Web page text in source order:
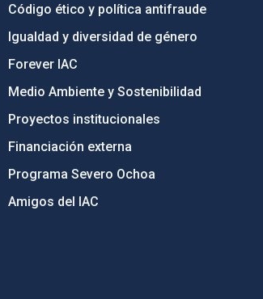
Código ético y política antifraude
Igualdad y diversidad de género
Forever IAC
Medio Ambiente y Sostenibilidad
Proyectos institucionales
Financiación externa
Programa Severo Ochoa
Amigos del IAC